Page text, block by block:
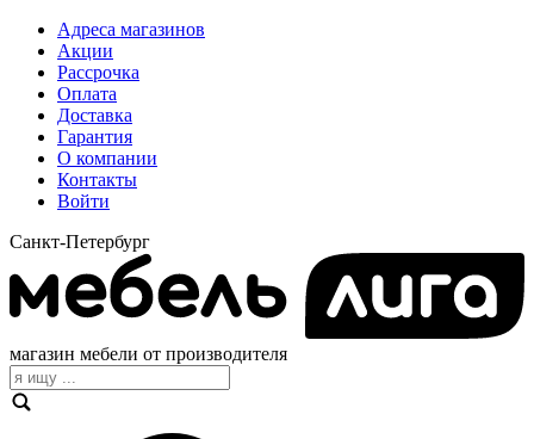
Адреса магазинов
Акции
Рассрочка
Оплата
Доставка
Гарантия
О компании
Контакты
Войти
Санкт-Петербург
магазин мебели от производителя